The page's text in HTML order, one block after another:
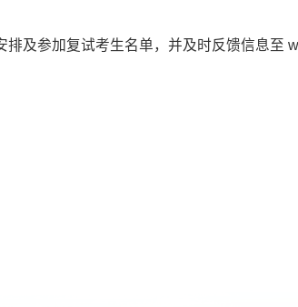
排及参加复试考生名单，并及时反馈信息至